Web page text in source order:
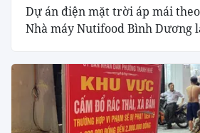
Dự án điện mặt trời áp mái
Nhà máy Nutifood Bình Dương